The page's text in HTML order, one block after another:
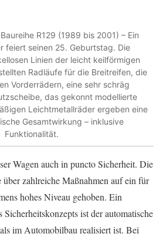
R129 (1989 bis 2001) – Ein
feiert seinen 25. Geburtstag. Die
Linien der leicht keilförmigen
Radläufe für die Breitreifen, die
Vorderrädern, eine sehr schräg
das gekonnt modellierte
Leichtmetallräder ergeben eine
Gesamtwirkung – inklusive
Funktionalität.
Wagen auch in puncto Sicherheit. Die
über zahlreiche Maßnahmen auf ein für
hohes Niveau gehoben. Ein
Sicherheitskonzepts ist der automatische
im Automobilbau realisiert ist. Bei